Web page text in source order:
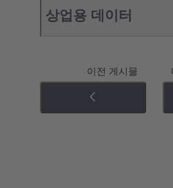
상업용 데이터
이전 게시물